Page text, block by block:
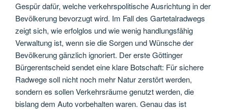
Gespür dafür, welche verkehrspolitische Ausrichtung in der
Bevölkerung bevorzugt wird. Im Fall des Gartetalradwegs
zeigt sich, wie erfolglos und wie wenig handlungsfähig
Verwaltung ist, wenn sie die Sorgen und Wünsche der
Bevölkerung gänzlich ignoriert. Der erste Göttinger
Bürgerentscheid sendet eine klare Botschaft: Für sichere
Radwege soll nicht noch mehr Natur zerstört werden,
sondern es sollen Verkehrsräume genutzt werden, die
bislang dem Auto vorbehalten waren. Genau das ist